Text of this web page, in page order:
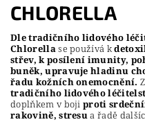
CHLORELLA
Dle tradičního lidového
Chlorellase používá k
střev, k posílení imunity,
buněk, upravuje hladinu
řadu kožních onemocnění.
tradičního lidového
doplňkem v bojiproti
rakovině, stresua řadě